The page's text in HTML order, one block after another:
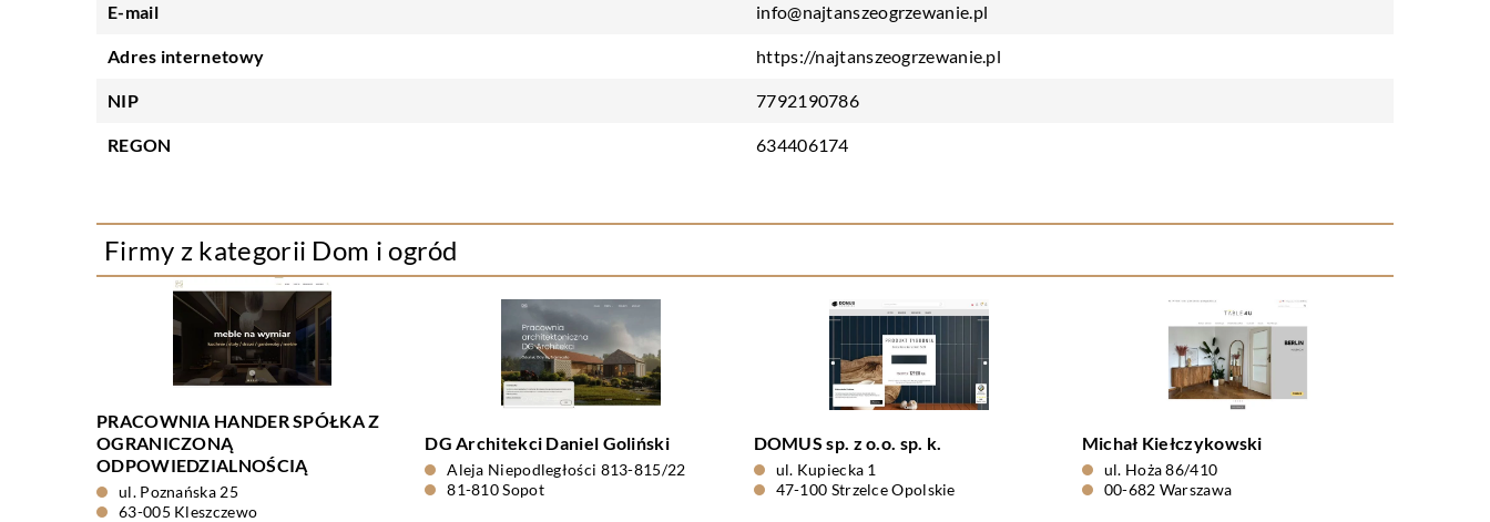
E-mail info@najtanszeogrzewanie.pl
Adres internetowy https://najtanszeogrzewanie.pl
NIP 7792190786
REGON 634406174
Firmy z kategorii Dom i ogród
PRACOWNIA HANDER SPÓŁKA Z
OGRANICZONĄ
ODPOWIEDZIALNOŚCIĄ
ul. Poznańska 25
63-005 Kleszczewo
DG Architekci Daniel Goliński
Aleja Niepodległości 813-815/22
81-810 Sopot
DOMUS sp. z o.o. sp. k.
ul. Kupiecka 1
47-100 Strzelce Opolskie
Michał Kiełczykowski
ul. Hoża 86/410
00-682 Warszawa